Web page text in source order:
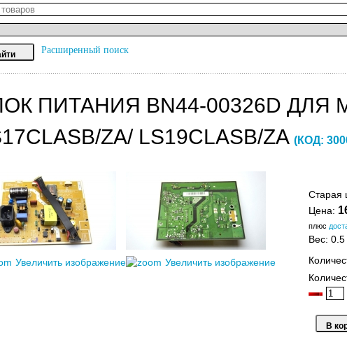
Расширенный поиск
ПИТАНИЯ BN44-00326D ДЛЯ
ZA/ LS19CLASB/ZA (КОД:
Увеличить изображение Увеличить изображение
Старая
Цена:
плюс
Вес: 0.5